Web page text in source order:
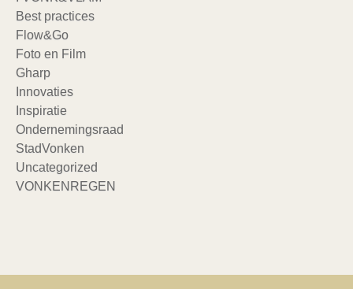
Best practices
Flow&Go
Foto en Film
Gharp
Innovaties
Inspiratie
Ondernemingsraad
StadVonken
Uncategorized
VONKENREGEN